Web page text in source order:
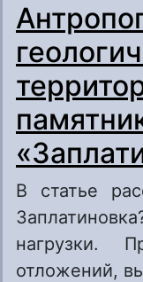
В статье
нагрузки.
отложений,